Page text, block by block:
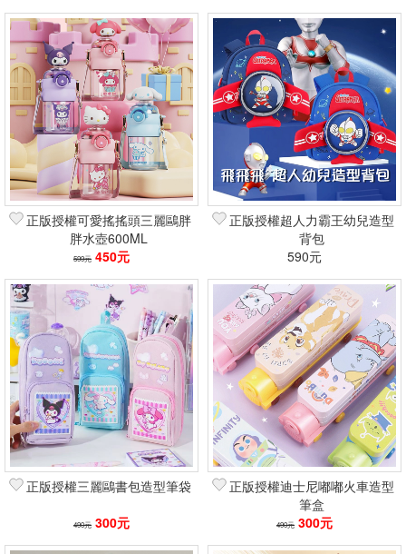
正版授權可愛搖搖頭三麗鷗胖
胖水壺600ML
599元 450元
正版授權超人力霸王幼兒造型
背包
590元
正版授權三麗鷗書包造型筆袋
490元 300元
正版授權迪士尼嘟嘟火車造型
筆盒
490元 300元